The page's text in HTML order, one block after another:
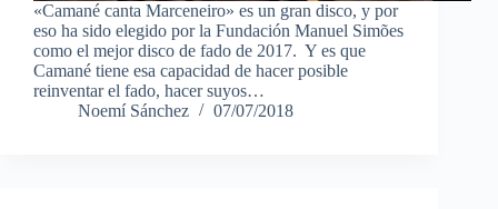
«Camané canta Marceneiro» es un gran disco, y por
eso ha sido elegido por la Fundación Manuel Simões
como el mejor disco de fado de 2017. Y es que
Camané tiene esa capacidad de hacer posible
reinventar el fado, hacer suyos…
Noemí Sánchez
07/07/2018